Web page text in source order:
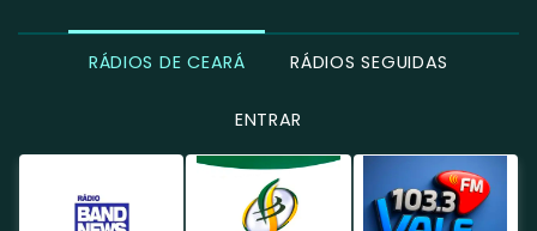
RÁDIOS DE CEARÁ RÁDIOS SEGUIDAS
ENTRAR